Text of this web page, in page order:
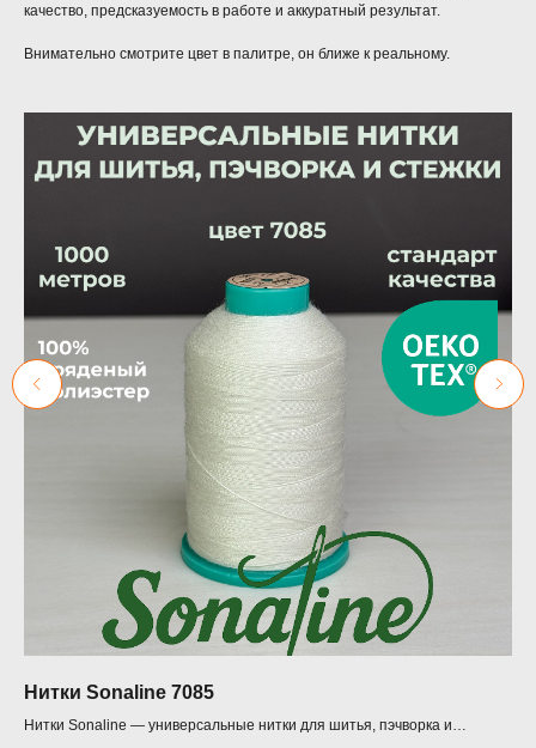
качество, предсказуемость в работе и аккуратный результат.
Внимательно смотрите цвет в палитре, он ближе к реальному.
Нитки Sonaline 7085
Нитки Sonaline — универсальные нитки для шитья, пэчворка и